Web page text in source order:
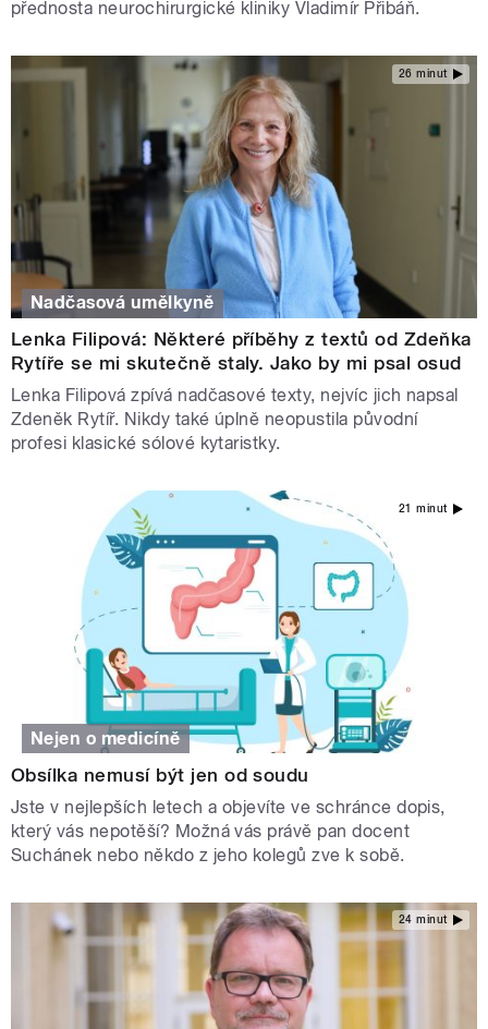
přednosta neurochirurgické kliniky Vladimír Přibáň.
26 minut
Nadčasová umělkyně
Lenka Filipová: Některé příběhy z textů od Zdeňka
Rytíře se mi skutečně staly. Jako by mi psal osud
Lenka Filipová zpívá nadčasové texty, nejvíc jich napsal
Zdeněk Rytíř. Nikdy také úplně neopustila původní
profesi klasické sólové kytaristky.
21 minut
Nejen o medicíně
Obsílka nemusí být jen od soudu
Jste v nejlepších letech a objevíte ve schránce dopis,
který vás nepotěší? Možná vás právě pan docent
Suchánek nebo někdo z jeho kolegů zve k sobě.
24 minut